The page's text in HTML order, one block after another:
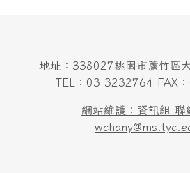
地址：338027桃園市蘆竹區
TEL：03-3232764 FAX
網站維護：資訊組 聯